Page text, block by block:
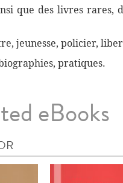
que des livres rares,
jeunesse, policier,
pratiques.
eBooks